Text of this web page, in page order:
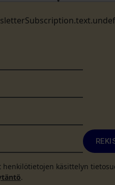
henkilötietojen käsittelyn
.